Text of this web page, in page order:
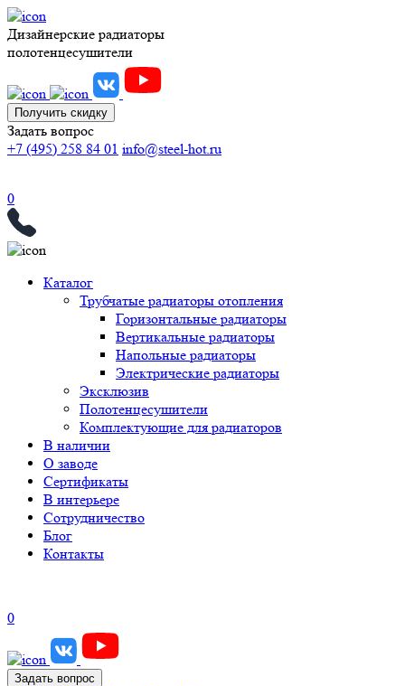
Дизайнерские радиаторы
полотенцесушители
Получить скидку
Задать вопрос
+7 (495) 258 84 01 info@steel-hot.ru
0
Каталог
Трубчатые радиаторы отопления
Горизонтальные радиаторы
Вертикальные радиаторы
Напольные радиаторы
Электрические радиаторы
Эксклюзив
Полотенцесушители
Комплектующие для радиаторов
В наличии
О заводе
Сертификаты
В интерьере
Сотрудничество
Блог
Контакты
0
Задать вопрос